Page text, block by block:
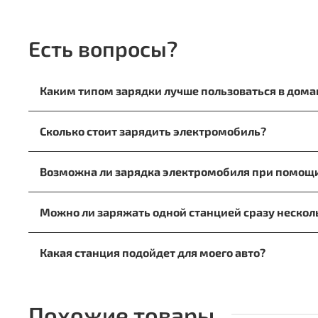
Есть вопросы?
Каким типом зарядки лучше пользоваться в
розетке.
Сколько стоит зарядить электромобиль?
электроэнергию. Например, В Москве тарифы
7,85 * 82 = 644 руб. Если будем заправляться
Возможна ли зарядка электромобиля при
Можно ли заряжать одной станцией сразу
Какая станция подойдет для моего авто?